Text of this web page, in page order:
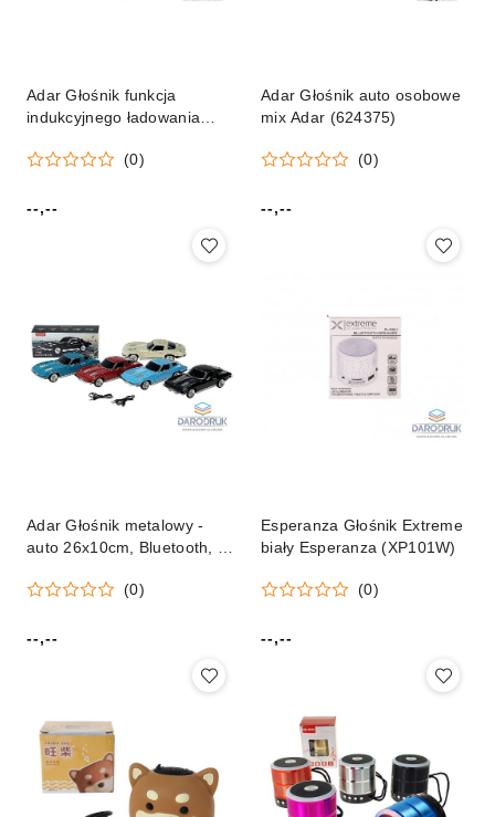
Adar Głośnik funkcja
indukcyjnego ładowania
(0)
Cena:
--,--
Adar Głośnik auto osobowe
mix Adar (624375)
(0)
Cena:
--,--
Adar Głośnik metalowy -
auto 26x10cm, Bluetooth, z
Adar (609945)(0)
Cena:
--,--
Esperanza Głośnik Extreme
biały Esperanza (XP101W)
(0)
Cena:
--,--